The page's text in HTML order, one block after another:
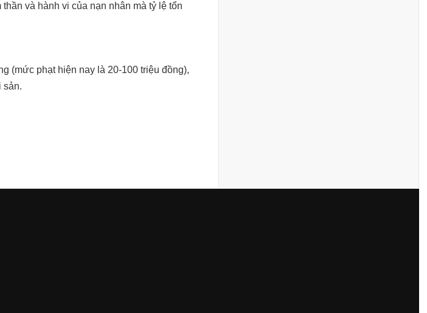
và hành vi của nạn nhân mà tỷ lệ tổn
(mức phạt hiện nay là 20-100 triệu đồng),
sản.